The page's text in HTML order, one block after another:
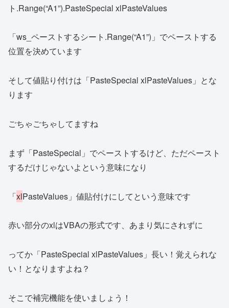
ト.Range(“A1”).PasteSpecial xlPasteValues
「ws_ペーストするシート.Range(“A1”)」でペーストする
位置を決めています
そして値貼り付けは「PasteSpecial xlPasteValues」とな
ります
ごちゃごちゃしてますね
まず「PasteSpecial」でペーストするけど、ただペースト
するだけじゃないよという意味になり
「xlPasteValues」値貼付けにしてという意味です
赤い部分のxlはVBAの形式です、あまり気にされずに
ってか「PasteSpecial xlPasteValues」長い！覚えられな
い！となりますよね？
そこで補完機能を使いましょう！